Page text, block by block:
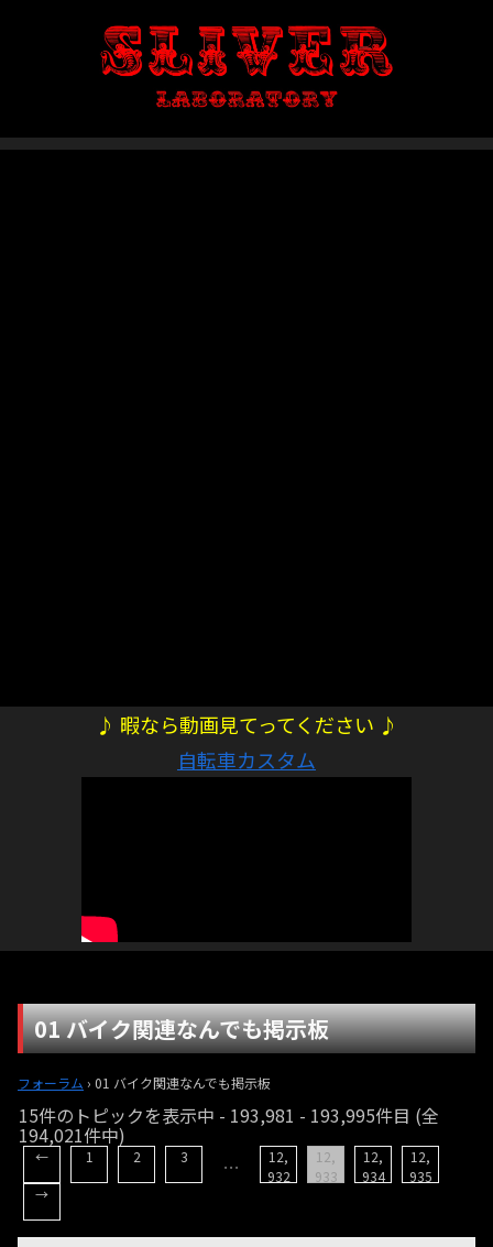
♪ 暇なら動画見てってください ♪
自転車カスタム
01 バイク関連なんでも掲示板
フォーラム › 01 バイク関連なんでも掲示板
15件のトピックを表示中 - 193,981 - 193,995件目 (全
194,021件中)
← 1 2 3 …
12,
932
12,
933
12,
934
12,
935
→